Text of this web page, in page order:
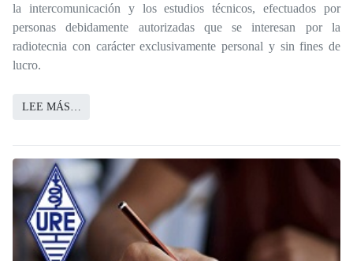
la intercomunicación y los estudios técnicos, efectuados por
personas debidamente autorizadas que se interesan por la
radiotecnia con carácter exclusivamente personal y sin fines de
lucro.
LEE MÁS…